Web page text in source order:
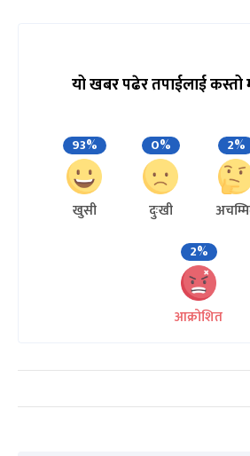
यो खबर पढेर तपाईलाई
93%
खुसी
0%
दुःखी
2%
2%
आक्रोशित